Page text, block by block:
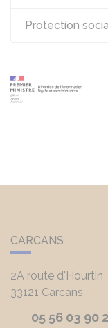
Protection
CARCANS
2A route d'Hourtin
33121 Carcans
05 56 03 90